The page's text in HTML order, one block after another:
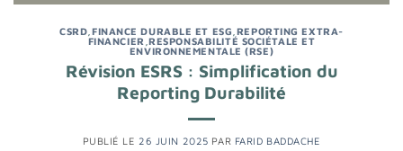
CSRD FINANCE DURABLE ET ESG REPORTING EXTRA-
FINANCIER ,RESPONSABILITÉ SOCIÉTALE ET
ENVIRONNEMENTALE (RSE)
Révision ESRS : Simplification du
Reporting Durabilité
PUBLIÉ LE 26 JUIN 2025 PAR FARID BADDACHE